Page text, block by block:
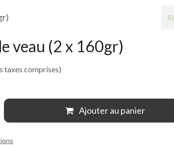
veau (2 x 160gr)
taxes comprises)
Ajouter au panier